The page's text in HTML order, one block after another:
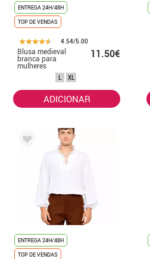
ENTREGA 24H/48H
TOP DE VENDAS
4.54/5.00
Blusa medieval
branca para
mulheres
11.50€
L XL
ADICIONAR
ENTREGA 24H/48H
TOP DE VENDAS